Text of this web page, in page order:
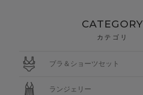
CATEGORY
カテゴリ
ブラ＆ショーツセット
ランジェリー